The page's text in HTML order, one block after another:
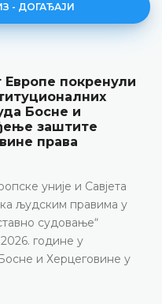
- ДОГАЂАЈИ
годишње
кључни
у 2025. години, али и
суочава посљедњих
судијског